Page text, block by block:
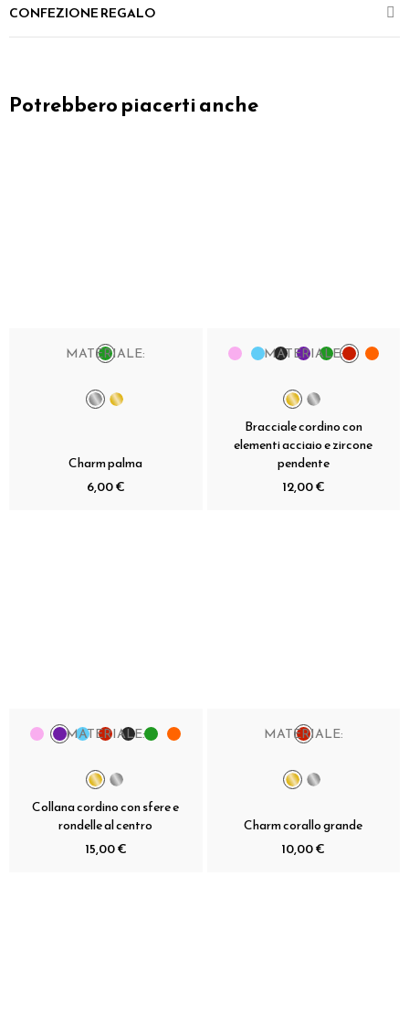
CONFEZIONE REGALO
Potrebbero piacerti anche
MATERIALE:
Charm palma
6,00 €
MATERIALE:
Bracciale cordino con
elementi acciaio e zircone
pendente
12,00 €
MATERIALE:
Collana cordino con sfere e
rondelle al centro
15,00 €
MATERIALE:
Charm corallo grande
10,00 €